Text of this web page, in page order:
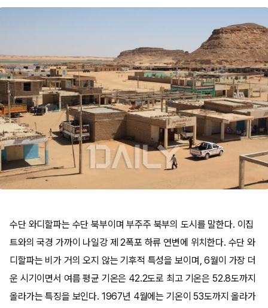
수단 와디할파는 수단 북부이며 부주주 북부의 도시를 말한다. 이집
트와의 국경 가까이 나일강 제 2폭포 하류 연변에 위치한다. 수단 와
디할파는 비가 거의 오지 않는 기후적 특성을 보이며, 6월이 가장 더
운 시기이면서 여름 평균 기온은 42.2도로 최고 기온은 52.8도까지
올라가는 특징을 보인다. 1967년 4월에는 기온이 53도까지 올라가